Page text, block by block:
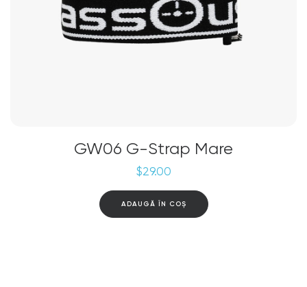
GW06 G-Strap Mare
$29.00
ADAUGĂ ÎN COȘ